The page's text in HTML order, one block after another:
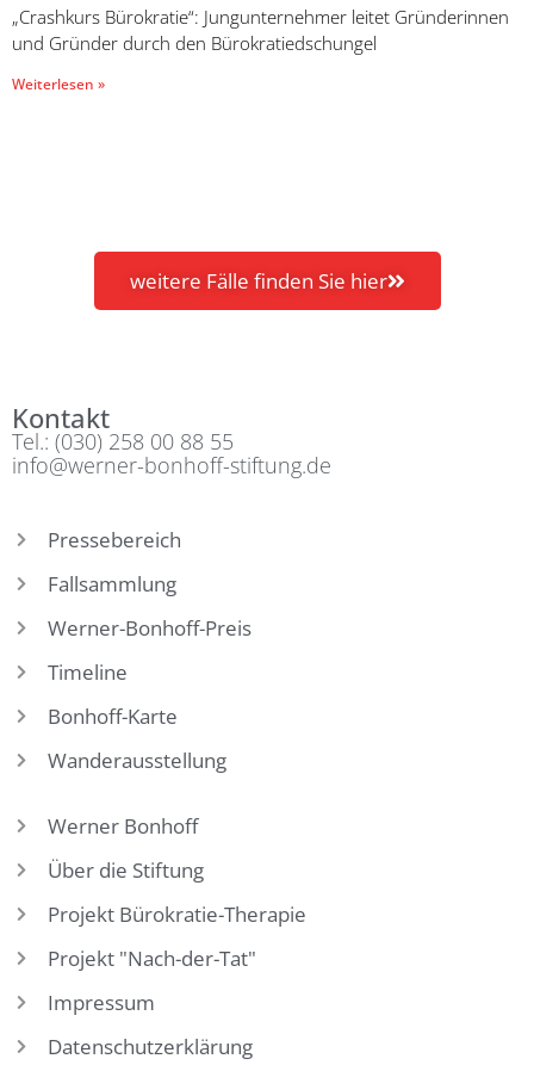
„Crashkurs Bürokratie“: Jungunternehmer leitet Gründerinnen
und Gründer durch den Bürokratiedschungel
Weiterlesen »
weitere Fälle finden Sie hier
Kontakt
Tel.: (030) 258 00 88 55
info@werner-bonhoff-stiftung.de
Pressebereich
Fallsammlung
Werner-Bonhoff-Preis
Timeline
Bonhoff-Karte
Wanderausstellung
Werner Bonhoff
Über die Stiftung
Projekt Bürokratie-Therapie
Projekt "Nach-der-Tat"
Impressum
Datenschutzerklärung